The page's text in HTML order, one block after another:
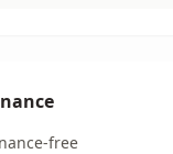
free